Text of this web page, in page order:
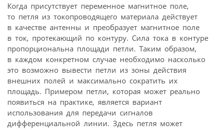
Когда присутствует переменное магнитное поле,
то петля из токопроводящего материала действует
в качестве антенны и преобразует магнитное поле
в ток, протекающий по контуру. Сила тока в контуре
пропорциональна площади петли. Таким образом,
в каждом конкретном случае необходимо насколько
это возможно вывести петли из зоны действия
внешних полей и максимально сократить их
площадь. Примером петли, которая может реально
появиться на практике, является вариант
использования для передачи сигналов
дифференциальной линии. Здесь петля может